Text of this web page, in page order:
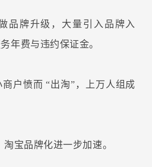
品牌升级，大量引入品牌入
年费与违约保证金。
户愤而 “出淘”，上万人组成
宝品牌化进一步加速。